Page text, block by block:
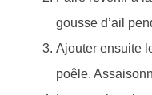
gousse d’ail
Ajouter ensuite
poêle.